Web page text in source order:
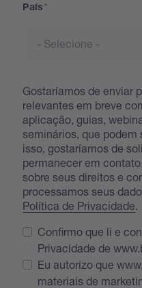
País
Gostaríamos de enviar
relevantes em breve
aplicação, guias,
seminários, que podem
isso, gostaríamos de
permanecer em
sobre seus direitos e
processamos seus
Política de Privacidade.
Confirmo que li e
Privacidade de
Eu autorizo que
materiais de